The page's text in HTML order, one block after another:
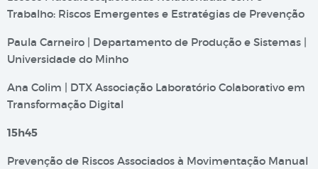
Trabalho: Riscos Emergentes e Estratégias de Prevenção
Paula Carneiro | Departamento de Produção e Sistemas |
Universidade do Minho
Ana Colim | DTX Associação Laboratório Colaborativo em
Transformação Digital
15h45
Prevenção de Riscos Associados à Movimentação Manual